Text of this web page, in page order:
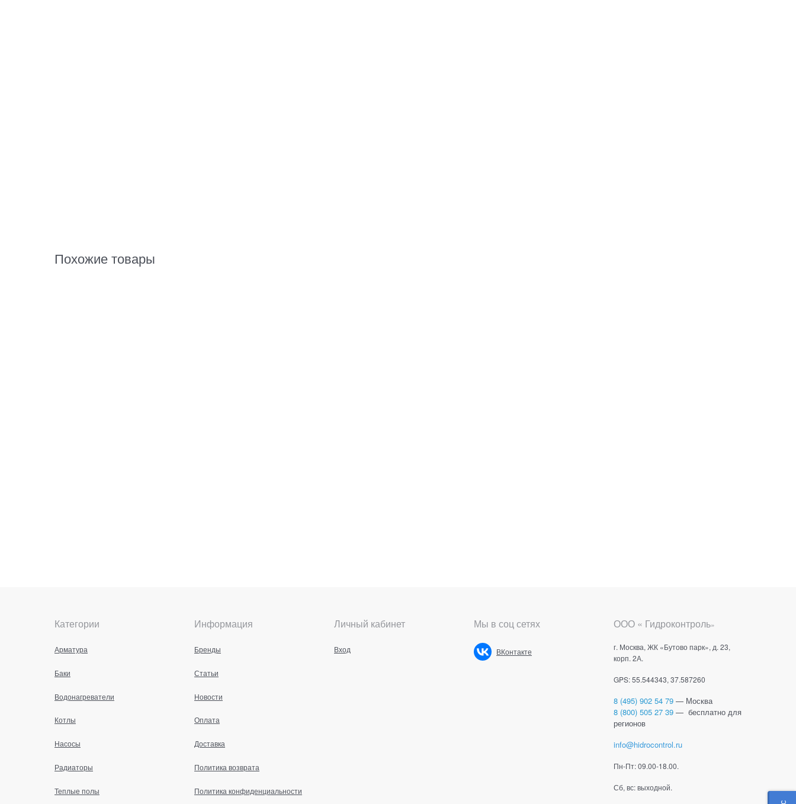
Похожие товары
Категории
Арматура
Баки
Водонагреватели
Котлы
Насосы
Радиаторы
Теплые полы
Информация
Бренды
Статьи
Новости
Оплата
Доставка
Политика возврата
Политика конфиденциальности
Личный кабинет
Вход
Мы в соц сетях
ВКонтакте
ООО « Гидроконтроль»
г. Москва, ЖК «Бутово парк», д. 23,
корп. 2А.
GPS: 55.544343, 37.587260
8 (495) 902 54 79 — Москва
8 (800) 505 27 39 — бесплатно для
регионов
info@hidrocontrol.ru
Пн-Пт: 09.00-18.00.
Сб, вс: выходной.